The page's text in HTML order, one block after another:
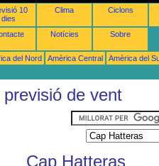
10
dies
Clima Ciclons
Notícies Sobre
del Nord Amèrica Central
Amèrica del
de vent
Cap Hatteras